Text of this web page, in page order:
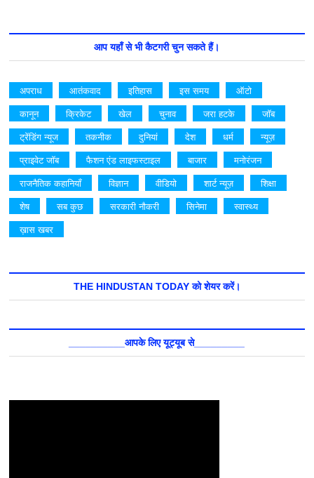
आप यहाँ से भी कैटगरी चुन सकते हैं।
अपराध आतंकवाद इतिहास इस समय
ऑटो
कानून
क्रिकेट खेल चुनाव जरा हटके
जॉब
ट्रेंडिंग न्यूज
तकनीक दुनियां देश धर्म
न्यूज़
प्राइवेट जॉब
फैशन एंड लाइफस्टाइल बाजार
मनोरंजन
राजनैतिक कहानियाँ
विज्ञान वीडियो शार्ट न्यूज़
शिक्षा
शेष
सब कुछ सरकारी नौकरी सिनेमा
स्वास्थ्य
ख़ास खबर
THE HINDUSTAN TODAY को शेयर करें।
__________आपके लिए यूट्यूब से_________